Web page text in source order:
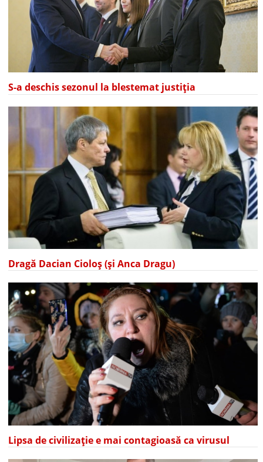
S-a deschis sezonul la blestemat justiția
Dragă Dacian Cioloș (și Anca Dragu)
Lipsa de civilizație e mai contagioasă ca virusul